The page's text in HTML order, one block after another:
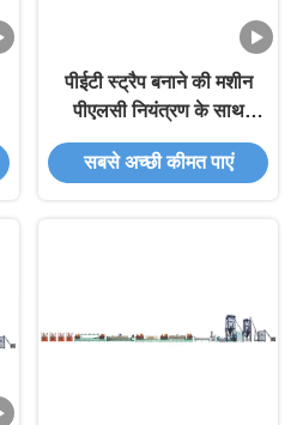
पीईटी स्ट्रैप बनाने की मशीन
पीएलसी नियंत्रण के साथ
200-650 किलोग्राम/घंटा
सबसे अच्छी कीमत पाएं